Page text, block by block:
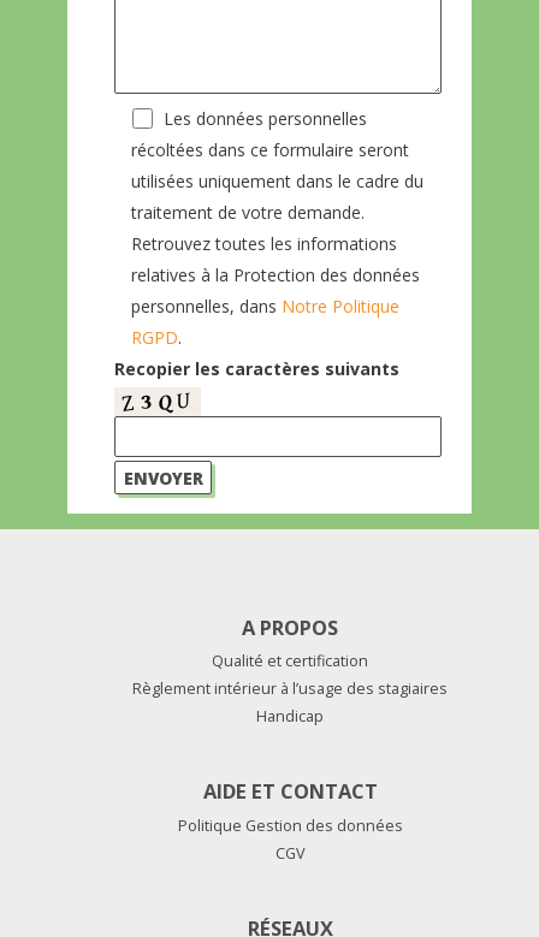
Les données personnelles
récoltées dans ce formulaire seront
utilisées uniquement dans le cadre du
traitement de votre demande.
Retrouvez toutes les informations
relatives à la Protection des données
personnelles, dans Notre Politique
RGPD.
Recopier les caractères suivants
A PROPOS
Qualité et certification
Règlement intérieur à l’usage des stagiaires
Handicap
AIDE ET CONTACT
Politique Gestion des données
CGV
RÉSEAUX